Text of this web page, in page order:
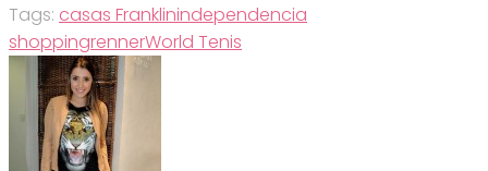
Tags: casas Franklinindependencia
shoppingrennerWorld Tenis